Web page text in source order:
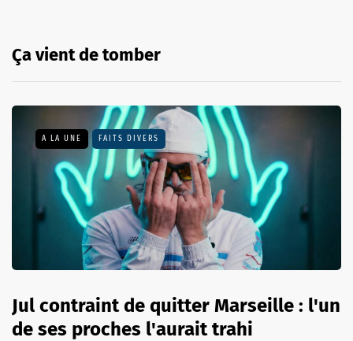
Ça vient de tomber
A LA UNE FAITS DIVERS
Jul contraint de quitter Marseille : l'un
de ses proches l'aurait trahi